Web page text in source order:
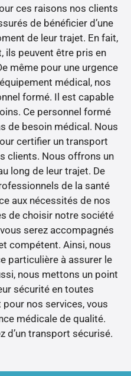
ces raisons nos clients
de bénéficier d’une
de leur trajet. En fait,
ils peuvent être pris en
même pour une urgence
médical, nos
formé. Il est capable
Ce personnel formé
de besoin médical. Nous
certifier un transport
clients. Nous offrons un
long de leur trajet. De
de la santé
aux nécessités de nos
de choisir notre société
serez accompagnés
compétent. Ainsi, nous
particulière à assurer le
nous mettons un point
sécurité en toutes
nos services, vous
médicale de qualité.
d’un transport sécurisé.